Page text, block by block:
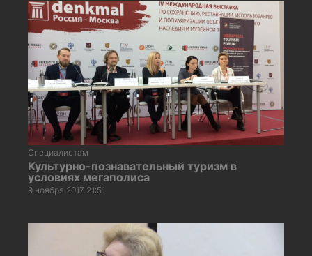
Специалистам
Культурно-познавательный туризм в
условиях мегаполиса
9 ноября 2017 21:51